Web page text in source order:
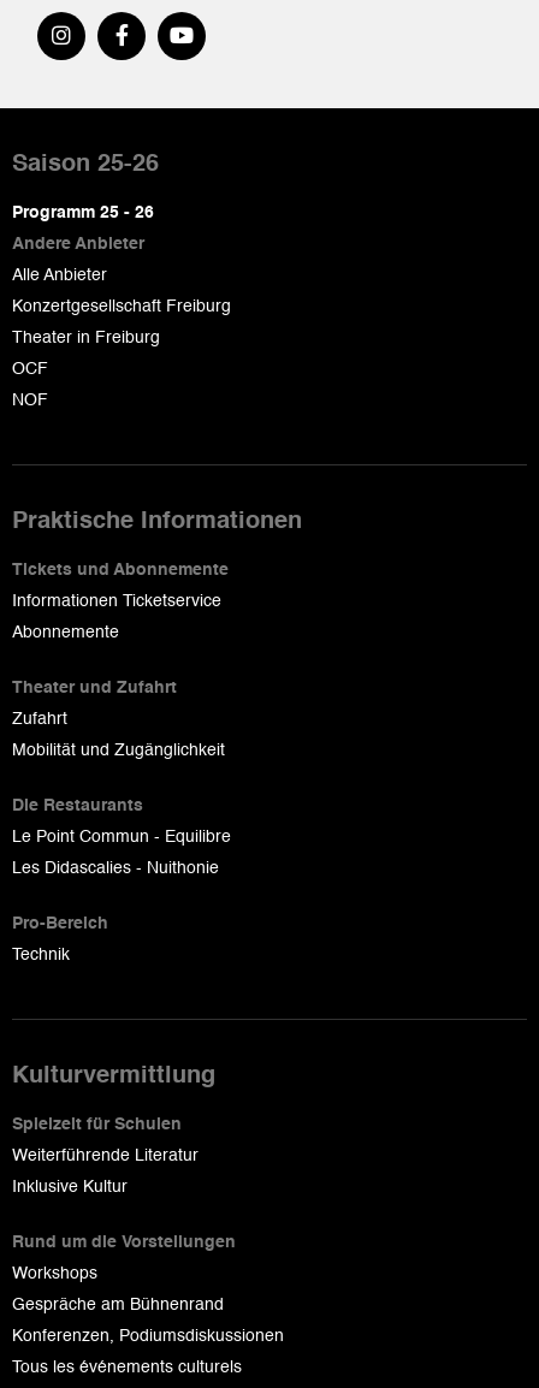
de
page
Saison 25-26
Programm 25 - 26
Andere Anbieter
Alle Anbieter
Konzertgesellschaft Freiburg
Theater in Freiburg
OCF
NOF
Praktische Informationen
Tickets und Abonnemente
Informationen Ticketservice
Abonnemente
Theater und Zufahrt
Zufahrt
Mobilität und Zugänglichkeit
Die Restaurants
Le Point Commun - Equilibre
Les Didascalies - Nuithonie
Pro-Bereich
Technik
Kulturvermittlung
Spielzeit für Schulen
Weiterführende Literatur
Inklusive Kultur
Rund um die Vorstellungen
Workshops
Gespräche am Bühnenrand
Konferenzen, Podiumsdiskussionen
Tous les événements culturels